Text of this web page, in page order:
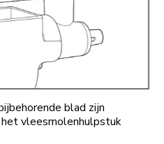
blad zijn
vleesmolenhulpstuk